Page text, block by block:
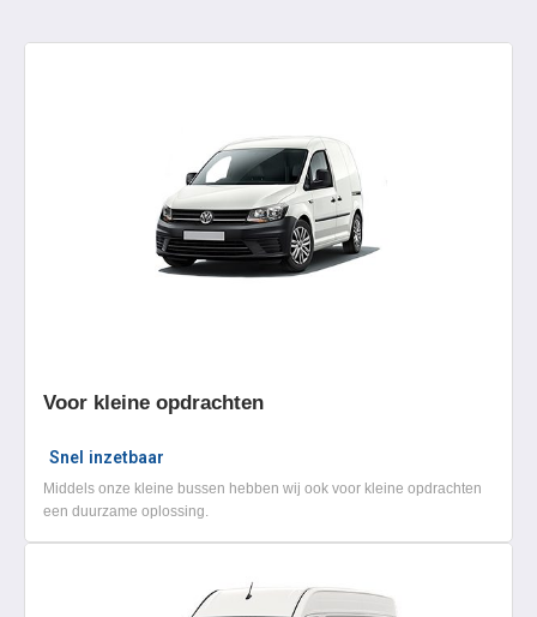
Voor kleine opdrachten
Snel inzetbaar
Middels onze kleine bussen hebben wij ook voor kleine opdrachten
een duurzame oplossing.